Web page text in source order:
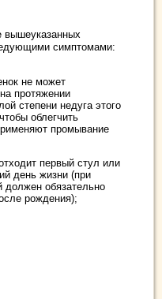
вышеуказанных
симптомами:
не может
протяжении
степени недуга этого
облегчить
промывание
первый стул или
день жизни (при
должен обязательно
рождения);